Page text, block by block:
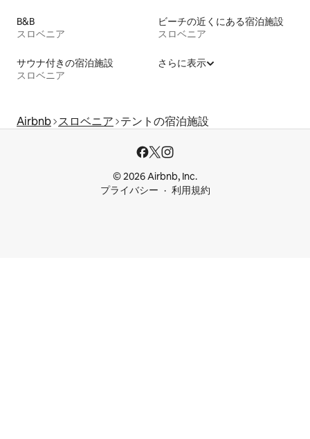
B&B
スロベニア
ビーチの近くにある宿泊施設
スロベニア
サウナ付きの宿泊施設
スロベニア
さらに表示
Airbnb スロベニア テントの宿泊施設
© 2026 Airbnb, Inc.
プライバシー
利用規約